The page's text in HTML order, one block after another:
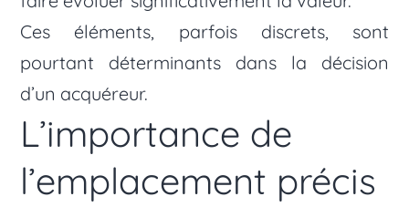
Ces éléments, parfois discrets, sont
pourtant déterminants dans la décision
d’un acquéreur.
L’importance de
l’emplacement précis